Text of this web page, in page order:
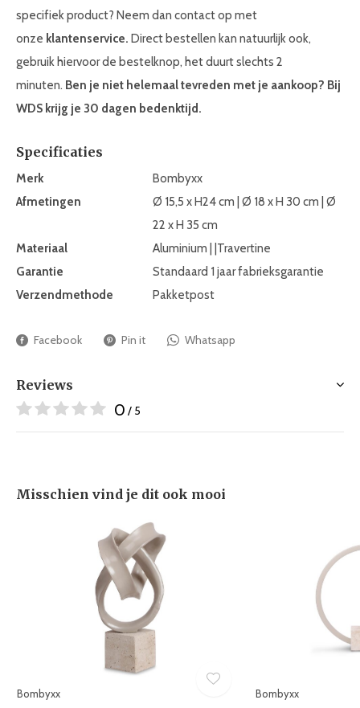
specifiek product? Neem dan contact op met
onze klantenservice. Direct bestellen kan natuurlijk ook,
gebruik hiervoor de bestelknop, het duurt slechts 2
minuten. Ben je niet helemaal tevreden met je aankoop? Bij
WDS krijg je 30 dagen bedenktijd.
Specificaties
Merk
Bombyxx
Afmetingen
Ø 15,5 x H24 cm | Ø 18 x H 30 cm | Ø
22 x H 35 cm
Materiaal
Aluminium | |Travertine
Garantie
Standaard 1 jaar fabrieksgarantie
Verzendmethode
Pakketpost
Facebook Pin it Whatsapp
Reviews
0 / 5
Misschien vind je dit ook mooi
Bombyxx Bombyxx